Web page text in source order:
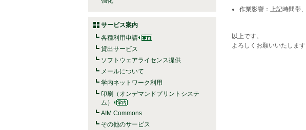
サービス案内
各種利用申請
貸出サービス
ソフトウェアライセンス提供
メールについて
学内ネットワーク利用
印刷（オンデマンドプリントシステ
ム）
AIM Commons
その他のサービス
作業影響：上記時間帯
以上です。
よろしくお願いいたします